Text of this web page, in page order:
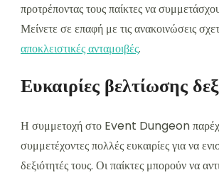
προτρέποντας τους παίκτες να
Μείνετε σε επαφή με τις ανακοινώσεις
αποκλειστικές ανταμοιβές.
Ευκαιρίες βελτίωσης
Η συμμετοχή στο Event Dungeon
συμμετέχοντες πολλές ευκαιρίες για να
δεξιότητές τους. Οι παίκτες μπορούν να